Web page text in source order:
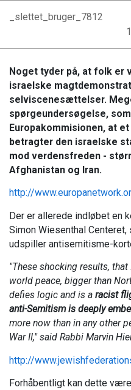
_slettet_bruger_7812
Noget tyder på, at folk er
israelske
selviscenesættelser.
spørgeundersøgelse,
Europakommisionen, at
betragter den israelske
mod verdensfreden -
Afghanistan og Iran.
http://
Der er allerede indløbet en
Simon Wiesenthal
udspiller antisemitisme-
"These shocking results,
world peace, bigger than
defies logic and is a racist
anti-Semitism is deeply
more now than in any other
War II," said Rabbi Marvin
http://
Forhåbentligt kan dette